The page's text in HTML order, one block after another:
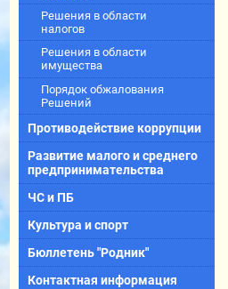
Решения в области
налогов
Решения в области
имущества
Порядок обжалования
Решений
Противодействие коррупции
Развитие малого и среднего
предпринимательства
ЧС и ПБ
Культура и спорт
Бюллетень "Родник"
Контактная информация